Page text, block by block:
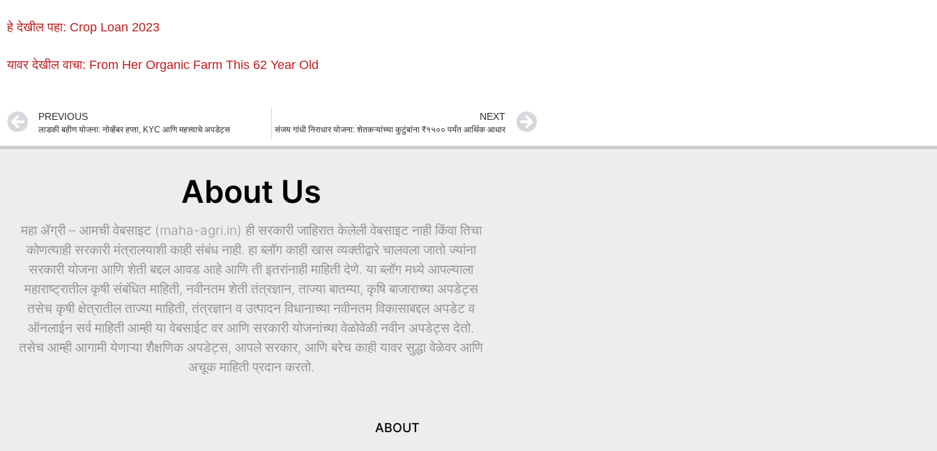
हे देखील पहा: Crop Loan 2023
यावर देखील वाचा: From Her Organic Farm This 62 Year Old
PREVIOUS
लाडकी बहीण योजना: नोव्हेंबर हप्ता, KYC आणि महत्त्वाचे अपडेट्स
NEXT
संजय गांधी निराधार योजना: शेतकऱ्यांच्या कुटुंबांना ₹१५०० पर्यंत आर्थिक आधार
About Us
महा ॲग्री – आमची वेबसाइट (maha-agri.in) ही सरकारी जाहिरात केलेली वेबसाइट नाही किंवा तिचा
कोणत्याही सरकारी मंत्रालयाशी काही संबंध नाही. हा ब्लॉग काही खास व्यक्तीद्वारे चालवला जातो ज्यांना
सरकारी योजना आणि शेती बद्दल आवड आहे आणि ती इतरांनाही माहिती देणे. या ब्लॉग मध्ये आपल्याला
महाराष्ट्रातील कृषी संबंधित माहिती, नवीनतम शेती तंत्रज्ञान, ताज्या बातम्या, कृषि बाजाराच्या अपडेट्स
तसेच कृषी क्षेत्रातील ताज्या माहिती, तंत्रज्ञान व उत्पादन विधानाच्या नवीनतम विकासाबद्दल अपडेट व
ऑनलाईन सर्व माहिती आम्ही या वेबसाईट वर आणि सरकारी योजनांच्या वेळोवेळी नवीन अपडेट्स देतो.
तसेच आम्ही आगामी येणाऱ्या शैक्षणिक अपडेट्स, आपले सरकार, आणि बरेच काही यावर सुद्धा वेळेवर आणि
अचूक माहिती प्रदान करतो.
ABOUT